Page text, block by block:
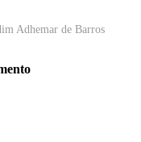
Adhemar de Barros